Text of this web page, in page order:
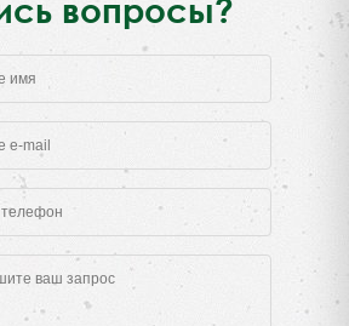
вопросы?